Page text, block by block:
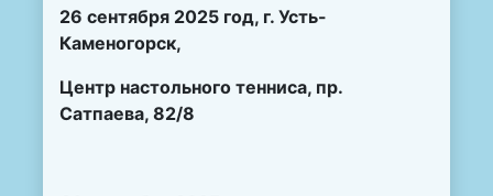
26 сентября 2025 год, г. Усть-
Каменогорск,
Центр настольного тенниса, пр.
Сатпаева, 82/8